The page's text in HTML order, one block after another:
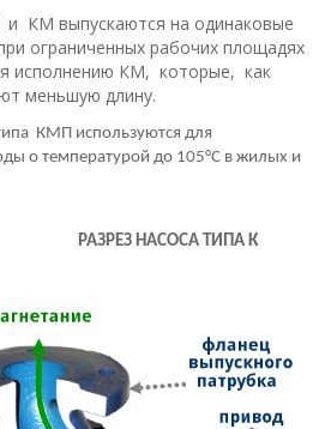
КM выпускаются на одинаковые
ограниченных рабочих площадях
исполнению КМ, которые, как
меньшую длину.
КМП используются для
о температурой до 105°С в жилых и
ТИПА К